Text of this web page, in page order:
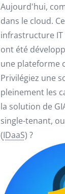
Aujourd'hui,
dans le cloud.
infrastructure
ont été
une plateforme
Privilégiez une
pleinement les
la solution de
single-tenant,
(IDaaS) ?